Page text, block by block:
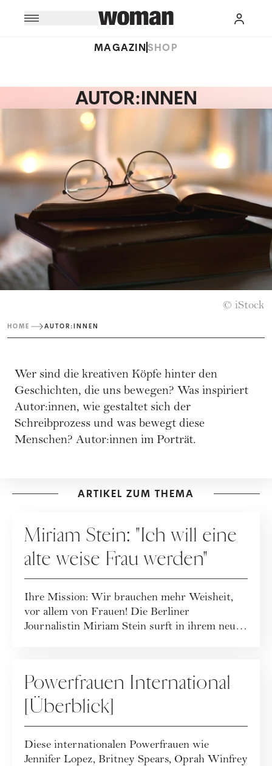
MAGAZINSHOP
AUTOR:INNEN
© iStock
HOME AUTOR:INNEN
Wer sind die kreativen Köpfe hinter den
Geschichten, die uns bewegen? Was inspiriert
Autor:innen, wie gestaltet sich der
Schreibprozess und was bewegt diese
Menschen? Autor:innen im Porträt.
ARTIKEL ZUM THEMA
Miriam Stein: "Ich will eine
alte weise Frau werden"
Ihre Mission: Wir brauchen mehr Weisheit,
vor allem von Frauen! Die Berliner
Journalistin Miriam Stein surft in ihrem neuen
Powerfrauen International
[Überblick]
Diese internationalen Powerfrauen wie
Jennifer Lopez, Britney Spears, Oprah Winfrey